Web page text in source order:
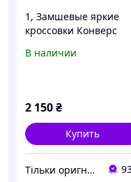
1, Замшевые яркие
кроссовки Конверс
Womens Thunderbolt
В наличии
2 150₴
Купить
Тільки оригнали - інтернет-магазин якісного одягу, взуття та іграшок "Zvettik"